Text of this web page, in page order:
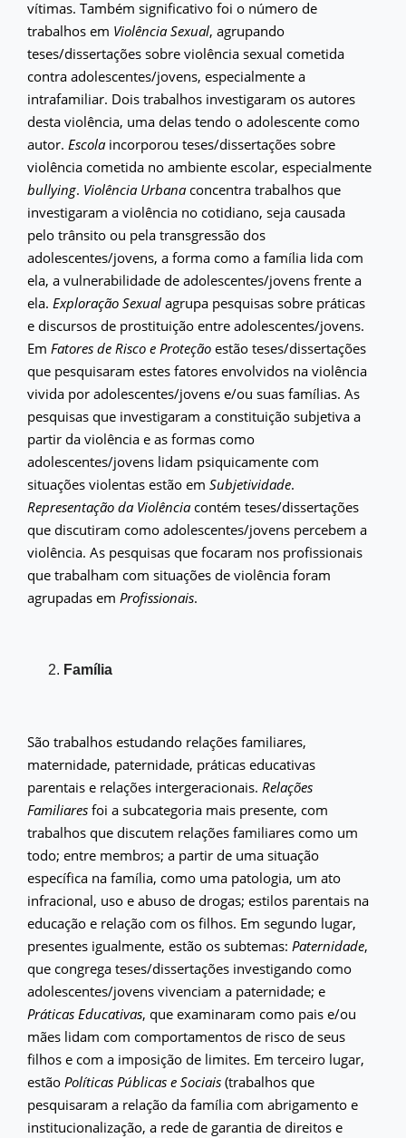
vítimas. Também significativo foi o número de
trabalhos em Violência Sexual, agrupando
teses/dissertações sobre violência sexual cometida
contra adolescentes/jovens, especialmente a
intrafamiliar. Dois trabalhos investigaram os autores
desta violência, uma delas tendo o adolescente como
autor. Escolaincorporou teses/dissertações sobre
violência cometida no ambiente escolar, especialmente
bullying. Violência Urbanaconcentra trabalhos que
investigaram a violência no cotidiano, seja causada
pelo trânsito ou pela transgressão dos
adolescentes/jovens, a forma como a família lida com
ela, a vulnerabilidade de adolescentes/jovens frente a
ela. Exploração Sexual agrupa pesquisas sobre práticas
e discursos de prostituição entre adolescentes/jovens.
Em Fatores de Risco e Proteção estão teses/dissertações
que pesquisaram estes fatores envolvidos na violência
vivida por adolescentes/jovens e/ou suas famílias. As
pesquisas que investigaram a constituição subjetiva a
partir da violência e as formas como
adolescentes/jovens lidam psiquicamente com
situações violentas estão em Subjetividade.
Representação da Violênciacontém teses/dissertações
que discutiram como adolescentes/jovens percebem a
violência. As pesquisas que focaram nos profissionais
que trabalham com situações de violência foram
agrupadas em Profissionais.
Família
São trabalhos estudando relações familiares,
maternidade, paternidade, práticas educativas
parentais e relações intergeracionais. Relações
Familiares foi a subcategoria mais presente, com
trabalhos que discutem relações familiares como um
todo; entre membros; a partir de uma situação
específica na família, como uma patologia, um ato
infracional, uso e abuso de drogas; estilos parentais na
educação e relação com os filhos. Em segundo lugar,
presentes igualmente, estão os subtemas: Paternidade,
que congrega teses/dissertações investigando como
adolescentes/jovens vivenciam a paternidade; e
Práticas Educativas, que examinaram como pais e/ou
mães lidam com comportamentos de risco de seus
filhos e com a imposição de limites. Em terceiro lugar,
estão Políticas Públicas e Sociais (trabalhos que
pesquisaram a relação da família com abrigamento e
institucionalização, a rede de garantia de direitos e